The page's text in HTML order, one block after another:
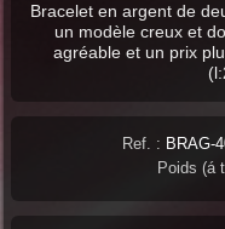
Bracelet en argent de
un modèle creux et
agréable et un prix
Ref. : BRAG-
Poids (á